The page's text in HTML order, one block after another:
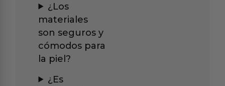
¿Los
materiales
son seguros y
cómodos para
la piel?
¿Es